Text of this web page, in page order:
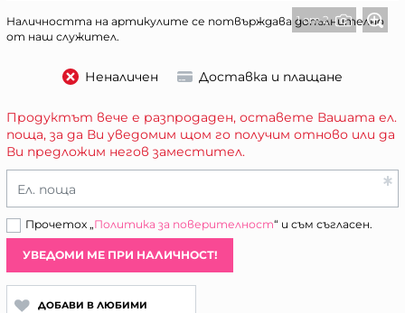
1 от 2
Наличността на артикулите се потвърждава допълнително
от наш служител.
Неналичен Доставка и плащане
Продуктът вече е разпродаден, оставете Вашата ел.
поща, за да Ви уведомим щом го получим отново или да
Ви предложим негов заместител.
Ел. поща
Прочетох „Политика за поверителност“ и съм съгласен.
УВЕДОМИ МЕ ПРИ НАЛИЧНОСТ!
ДОБАВИ В ЛЮБИМИ